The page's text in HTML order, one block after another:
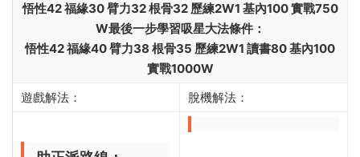
悟性42 福緣30 臂力32 根骨32 歷練2W1 基內100 實戰750
W最後一步學習吸星大法條件：
悟性42 福緣40 臂力38 根骨35 歷練2W1 讀書80 基內100
實戰1000W
遊戲解法：
脫機解法：